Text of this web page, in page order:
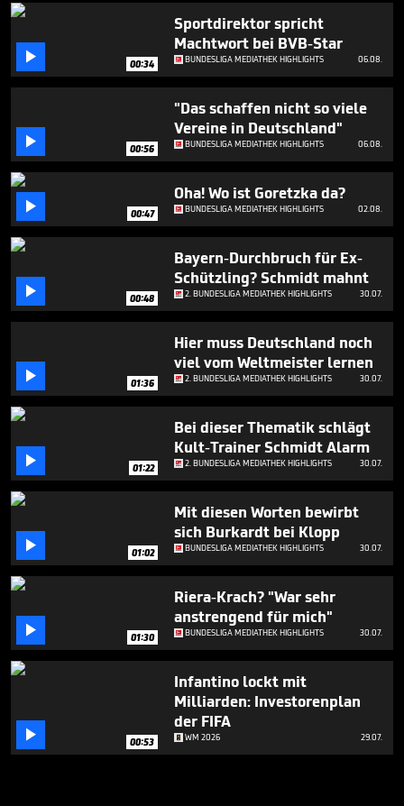
2
seconds
 00:34
Sportdirektor spricht
Machtwort bei BVB-Star
BUNDESLIGA MEDIATHEK HIGHLIGHTS 06.08.
 00:56
"Das schaffen nicht so viele
Vereine in Deutschland"
BUNDESLIGA MEDIATHEK HIGHLIGHTS 06.08.
 00:47
Oha! Wo ist Goretzka da?
BUNDESLIGA MEDIATHEK HIGHLIGHTS 02.08.
 00:48
Bayern-Durchbruch für Ex-
Schützling? Schmidt mahnt
2. BUNDESLIGA MEDIATHEK HIGHLIGHTS 30.07.
 01:36
Hier muss Deutschland noch
viel vom Weltmeister lernen
2. BUNDESLIGA MEDIATHEK HIGHLIGHTS 30.07.
 01:22
Bei dieser Thematik schlägt
Kult-Trainer Schmidt Alarm
2. BUNDESLIGA MEDIATHEK HIGHLIGHTS 30.07.
 01:02
Mit diesen Worten bewirbt
sich Burkardt bei Klopp
BUNDESLIGA MEDIATHEK HIGHLIGHTS 30.07.
 01:30
Riera-Krach? "War sehr
anstrengend für mich"
BUNDESLIGA MEDIATHEK HIGHLIGHTS 30.07.
 00:53
Infantino lockt mit
Milliarden: Investorenplan
der FIFA
WM 2026 29.07.